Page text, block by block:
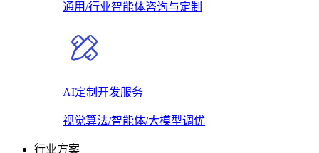
通用/行业智能体咨询与定制
AI定制开发服务
视觉算法/智能体/大模型调优
行业方案